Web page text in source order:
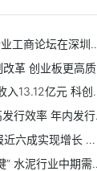
商论坛在深圳开幕
板更高质量发展即日启程
元 科创板项目占比近七成
内发行总额或超6000亿元
润实现同比翻番公司达154家
行业中期需求有保证